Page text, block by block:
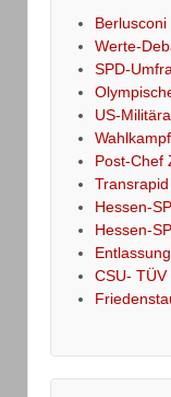
Werte-
SPD-
US-
Wahlkampf
Post-Chef
Transrapid
Hessen-
Hessen-
CSU- TÜV